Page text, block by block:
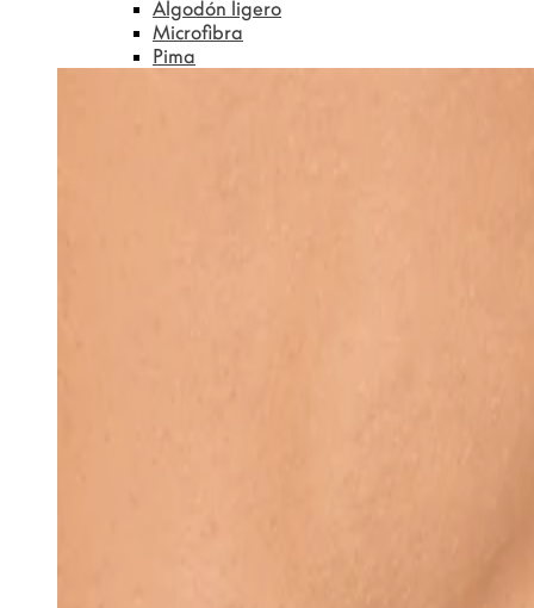
Algodón ligero
Microfibra
Pima